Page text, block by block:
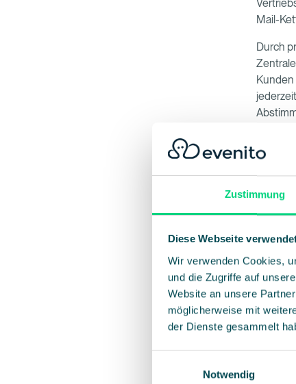
Zustimmung
Diese Webseite
Wir verwenden Cookies,
und die Zugriffe auf
Website an unsere
möglicherweise mit
der Dienste gesammelt
Notwendig
Mail-
Durch
einer
sollte
Mit
Klicks